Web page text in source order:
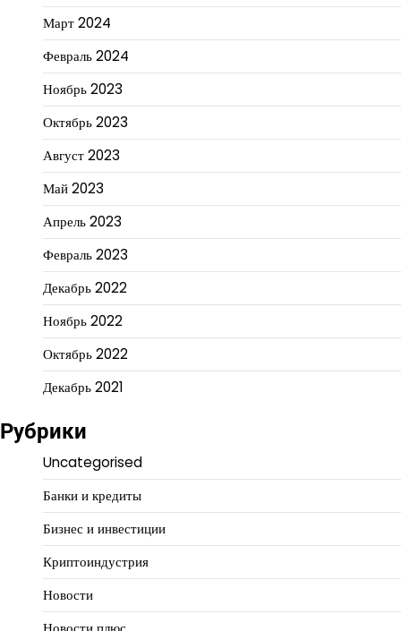
Март 2024
Февраль 2024
Ноябрь 2023
Октябрь 2023
Август 2023
Май 2023
Апрель 2023
Февраль 2023
Декабрь 2022
Ноябрь 2022
Октябрь 2022
Декабрь 2021
Рубрики
Uncategorised
Банки и кредиты
Бизнес и инвестиции
Криптоиндустрия
Новости